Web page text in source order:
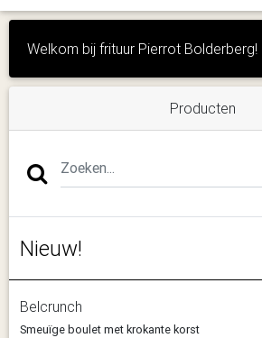
Welkom bij frituur Pierrot Bolderberg!
Producten
Nieuw!
Belcrunch
Smeuïge boulet met krokante korst